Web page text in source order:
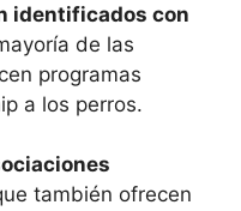
identificados con
de las
programas
a los perros.
también ofrecen